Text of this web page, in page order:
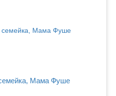
Мама Фуше